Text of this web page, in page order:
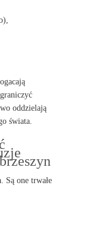
oddzielają
świata.
Są one trwałe